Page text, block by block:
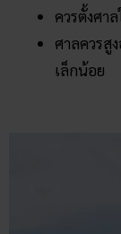
ควรตั้งศา
ศาลควรสู
เล็กน้อย